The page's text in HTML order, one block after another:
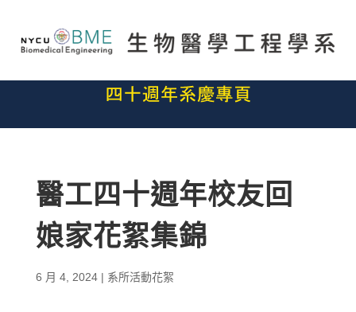
醫工四十週年校友回
娘家花絮集錦
6 月 4, 2024| 系所活動花絮